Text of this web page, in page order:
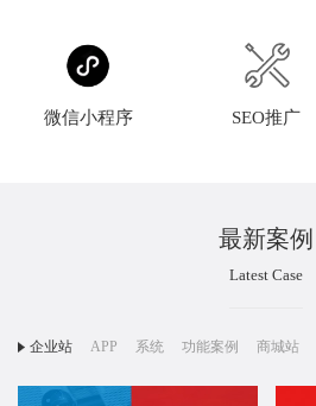
微信小程序 SEO推广
最新案例
Latest Case
企业站 APP 系统 功能案例 商城站